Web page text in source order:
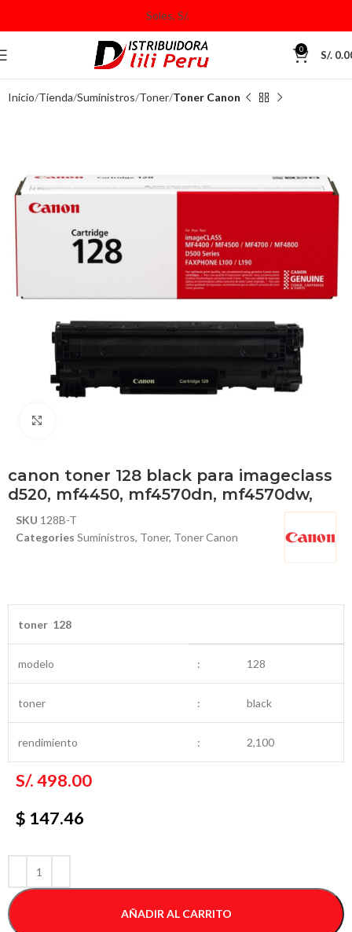
0 S/.
Inicio Tienda Suministros Toner Toner Canon
canon toner 128 black para imageclass
d520, mf4450, mf4570dn, mf4570dw,
SKU 128B-T
Categories Suministros, Toner, Toner Canon
toner 128
modelo : 128
toner : black
rendimiento : 2,100
S/.498.00
$ 147.46
AÑADIR AL CARRITO